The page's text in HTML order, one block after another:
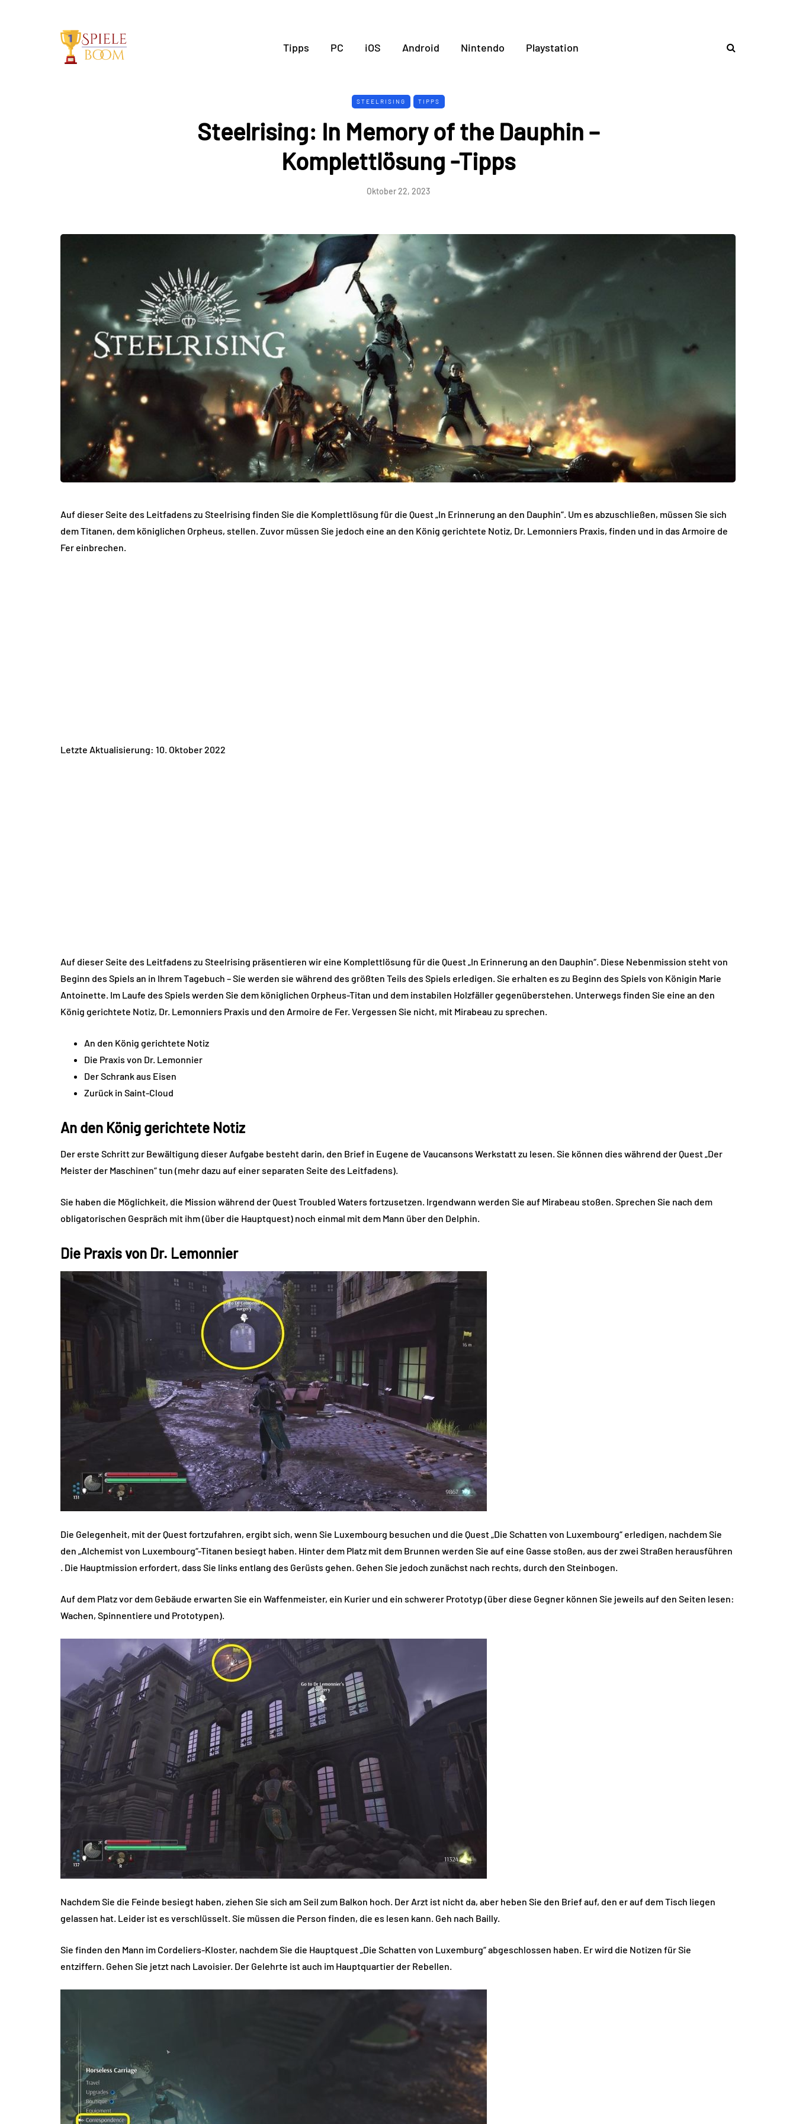
Tipps PC iOS Android Nintendo Playstation
STEELRISING TIPPS
Steelrising: In Memory of the Dauphin –
Komplettlösung -Tipps
Oktober 22, 2023
Auf dieser Seite des Leitfadens zu Steelrising finden Sie die Komplettlösung für die Quest „In Erinnerung an den Dauphin“. Um es abzuschließen, müssen Sie sich
dem Titanen, dem königlichen Orpheus, stellen. Zuvor müssen Sie jedoch eine an den König gerichtete Notiz, Dr. Lemonniers Praxis, finden und in das Armoire de
Fer einbrechen.
Letzte Aktualisierung: 10. Oktober 2022
Auf dieser Seite des Leitfadens zu Steelrising präsentieren wir eine Komplettlösung für die Quest „In Erinnerung an den Dauphin“. Diese Nebenmission steht von
Beginn des Spiels an in Ihrem Tagebuch – Sie werden sie während des größten Teils des Spiels erledigen. Sie erhalten es zu Beginn des Spiels von Königin Marie
Antoinette. Im Laufe des Spiels werden Sie dem königlichen Orpheus-Titan und dem instabilen Holzfäller gegenüberstehen. Unterwegs finden Sie eine an den
König gerichtete Notiz, Dr. Lemonniers Praxis und den Armoire de Fer. Vergessen Sie nicht, mit Mirabeau zu sprechen.
An den König gerichtete Notiz
Die Praxis von Dr. Lemonnier
Der Schrank aus Eisen
Zurück in Saint-Cloud
An den König gerichtete Notiz
Der erste Schritt zur Bewältigung dieser Aufgabe besteht darin, den Brief in Eugene de Vaucansons Werkstatt zu lesen. Sie können dies während der Quest „Der
Meister der Maschinen“ tun (mehr dazu auf einer separaten Seite des Leitfadens).
Sie haben die Möglichkeit, die Mission während der Quest Troubled Waters fortzusetzen. Irgendwann werden Sie auf Mirabeau stoßen. Sprechen Sie nach dem
obligatorischen Gespräch mit ihm (über die Hauptquest) noch einmal mit dem Mann über den Delphin.
Die Praxis von Dr. Lemonnier
Die Gelegenheit, mit der Quest fortzufahren, ergibt sich, wenn Sie Luxembourg besuchen und die Quest „Die Schatten von Luxembourg“ erledigen, nachdem Sie
den „Alchemist von Luxembourg“-Titanen besiegt haben. Hinter dem Platz mit dem Brunnen werden Sie auf eine Gasse stoßen, aus der zwei Straßen herausführen
. Die Hauptmission erfordert, dass Sie links entlang des Gerüsts gehen. Gehen Sie jedoch zunächst nach rechts, durch den Steinbogen.
Auf dem Platz vor dem Gebäude erwarten Sie ein Waffenmeister, ein Kurier und ein schwerer Prototyp (über diese Gegner können Sie jeweils auf den Seiten lesen:
Wachen, Spinnentiere und Prototypen).
Nachdem Sie die Feinde besiegt haben, ziehen Sie sich am Seil zum Balkon hoch. Der Arzt ist nicht da, aber heben Sie den Brief auf, den er auf dem Tisch liegen
gelassen hat. Leider ist es verschlüsselt. Sie müssen die Person finden, die es lesen kann. Geh nach Bailly.
Sie finden den Mann im Cordeliers-Kloster, nachdem Sie die Hauptquest „Die Schatten von Luxemburg“ abgeschlossen haben. Er wird die Notizen für Sie
entziffern. Gehen Sie jetzt nach Lavoisier. Der Gelehrte ist auch im Hauptquartier der Rebellen.